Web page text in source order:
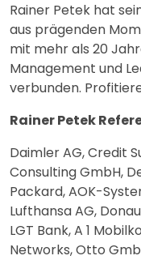
Rainer Petek hat
aus prägenden
mit mehr als 20
Management und
verbunden.
Rainer Petek
Daimler AG, Credit
Consulting GmbH,
Packard, AOK-
Lufthansa AG,
LGT Bank, A 1
Networks, Otto